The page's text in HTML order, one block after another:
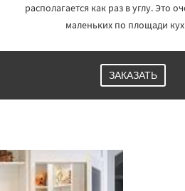
располагается как раз в углу. Это
маленьких по площади
ЗАКАЗАТЬ